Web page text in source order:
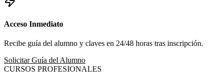
Acceso Inmediato
Recibe guía del alumno y claves en 24/48 horas tras inscripción.
Solicitar Guía del Alumno
CURSOS PROFESIONALES